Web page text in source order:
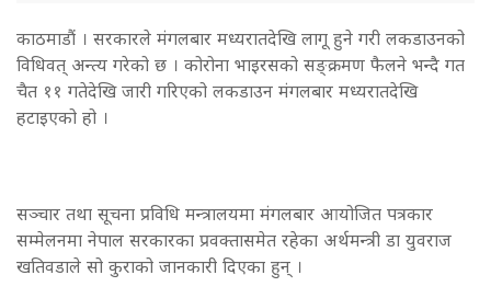
काठमाडौं । सरकारले मंगलबार मध्यरातदेखि लागू हुने गरी लकडाउनको
विधिवत् अन्त्य गरेको छ । कोरोना भाइरसको सङ्क्रमण फैलने भन्दै गत
चैत ११ गतेदेखि जारी गरिएको लकडाउन मंगलबार मध्यरातदेखि
हटाइएको हो ।
सञ्चार तथा सूचना प्रविधि मन्त्रालयमा मंगलबार आयोजित पत्रकार
सम्मेलनमा नेपाल सरकारका प्रवक्तासमेत रहेका अर्थमन्त्री डा युवराज
खतिवडाले सो कुराको जानकारी दिएका हुन् ।